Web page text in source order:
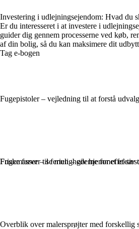
Investering i udlejningsejendom: Hvad du
Er du interesseret i at investere i
guider dig gennem processerne ved køb,
af din bolig, så du kan maksimere dit
Tag e-bogen
Fugepistoler – vejledning til at forstå
Fugemasser – se mulighederne for effektiv
Overblik over malersprøjter med forskellig
Friske farver til ferien – giv hjemmet et